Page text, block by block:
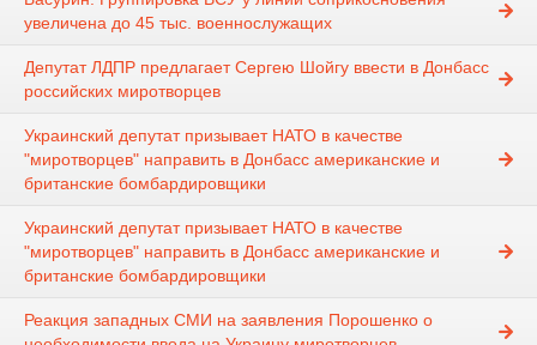
увеличена до 45 тыс. военнослужащих
Депутат ЛДПР предлагает Сергею Шойгу ввести в Донбасс
российских миротворцев
Украинский депутат призывает НАТО в качестве
"миротворцев" направить в Донбасс американские и
британские бомбардировщики
Украинский депутат призывает НАТО в качестве
"миротворцев" направить в Донбасс американские и
британские бомбардировщики
Реакция западных СМИ на заявления Порошенко о